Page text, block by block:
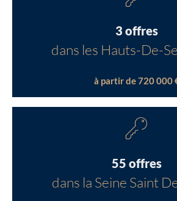
3 offres
dans les Hauts-De-
à partir de 720 000
55 offres
dans la Seine Saint